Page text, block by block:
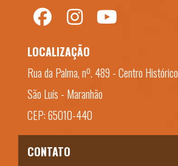
LOCALIZAÇÃO
Rua da Palma, nº. 489 - Centro Histórico
São Luís - Maranhão
CEP: 65010-440
CONTATO